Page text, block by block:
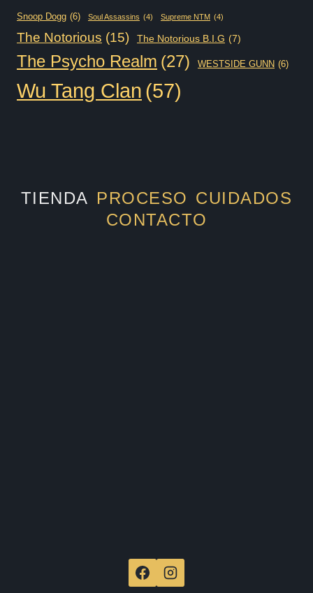
Snoop Dogg (6) Soul Assassins (4) Supreme NTM (4)
The Notorious (15) The Notorious B.I.G (7)
The Psycho Realm (27) WESTSIDE GUNN (6)
Wu Tang Clan (57)
TIENDA PROCESO CUIDADOS
CONTACTO